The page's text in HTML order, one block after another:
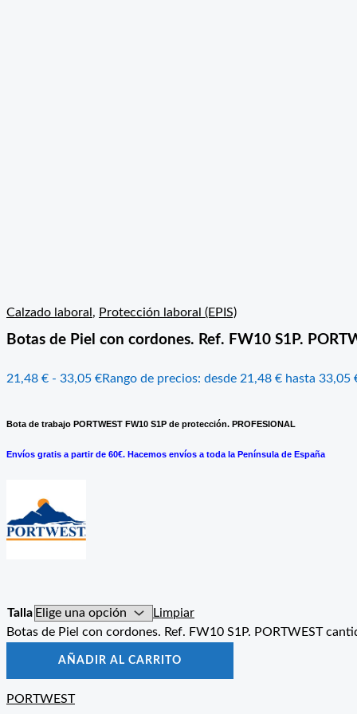
Calzado laboral , Protección laboral (EPIS)
Botas de Piel con cordones. Ref. FW10 S1P.
21,48 € - 33,05 €Rango de precios: desde 21,48 € hasta 33,05
Bota de trabajo PORTWEST FW10 S1P de protección. PROFESIONAL
Envíos gratis a partir de 60€. Hacemos envíos a toda la Península de España
Talla
Limpiar
Botas de Piel con cordones. Ref. FW10 S1P. PORTWEST
AÑADIR AL CARRITO
PORTWEST